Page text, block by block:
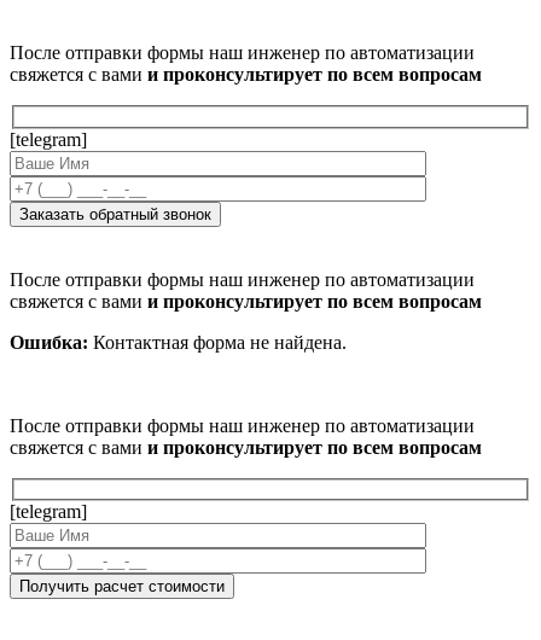
После отправки формы наш инженер по автоматизации
свяжется с вами и проконсультирует по всем вопросам
[telegram]
После отправки формы наш инженер по автоматизации
свяжется с вами и проконсультирует по всем вопросам
Ошибка: Контактная форма не найдена.
После отправки формы наш инженер по автоматизации
свяжется с вами и проконсультирует по всем вопросам
[telegram]